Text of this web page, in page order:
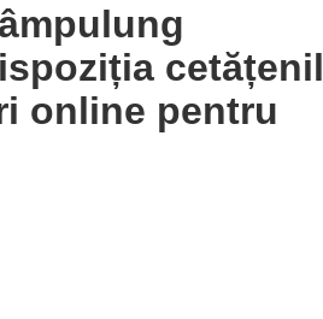
online pentru